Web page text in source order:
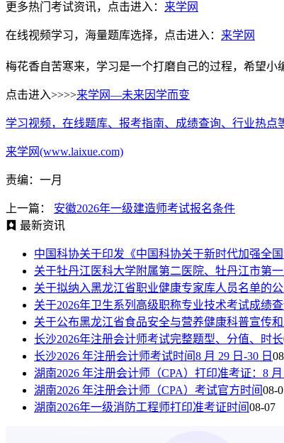
更多热门考试资讯，点击进入： 来学网
在线视频学习，海量题库选择，点击进入： 来学网
梅花香自苦寒来，学习是一个打磨自己的过程，希望小
点击进入>>>>来学网—未来因学而变
学习视频，在线题库、报考指南、成绩查询、行业热点
来学网(www.laixue.com)
责编：一月
上一篇：
安徽2026年一级建造师考试报名条件
最新资讯
中国科协关于印发《中国科协关于新时代加强全
关于牡丹江医科大学附属第二医院、牡丹江市第
关于拟纳入黑龙江省职业健康专家库人员名单的
关于2026年卫生系列高级职称专业技术考试成绩
关于公布黑龙江省食品安全与营养健康科普宣传
长沙2026年注册会计师考试完整题型、分值、时长
长沙2026 年注册会计师考试时间8 月 29 日-30 日
湖南2026 年注册会计师（CPA）打印准考证：8
湖南2026 年注册会计师（CPA）考试官方时间08-
湖南2026年一级消防工程师打印准考证时间08-07